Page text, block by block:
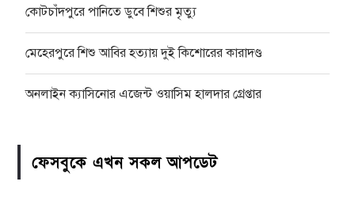
কোটচাঁদপুরে পানিতে ডুবে শিশুর মৃত্যু
মেহেরপুরে শিশু আবির হত্যায় দুই কিশোরের কারাদণ্ড
অনলাইন ক্যাসিনোর এজেন্ট ওয়াসিম হালদার গ্রেপ্তার
ফেসবুকে এখন সকল আপডেট